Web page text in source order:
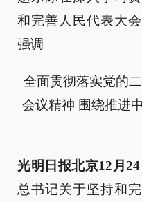
和完善人民代表大
强调
全面贯彻落实党的
会议精神 围绕推进
光明日报北京12月
总书记关于坚持和